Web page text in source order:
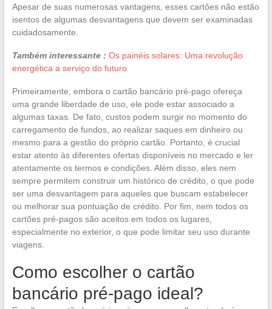
Apesar de suas numerosas vantagens, esses cartões não estão
isentos de algumas desvantagens que devem ser examinadas
cuidadosamente.
Também interessante : Os painéis solares: Uma revolução
energética a serviço do futuro
Primeiramente, embora o cartão bancário pré-pago ofereça
uma grande liberdade de uso, ele pode estar associado a
algumas taxas. De fato, custos podem surgir no momento do
carregamento de fundos, ao realizar saques em dinheiro ou
mesmo para a gestão do próprio cartão. Portanto, é crucial
estar atento às diferentes ofertas disponíveis no mercado e ler
atentamente os termos e condições. Além disso, eles nem
sempre permitem construir um histórico de crédito, o que pode
ser uma desvantagem para aqueles que buscam estabelecer
ou melhorar sua pontuação de crédito. Por fim, nem todos os
cartões pré-pagos são aceitos em todos os lugares,
especialmente no exterior, o que pode limitar seu uso durante
viagens.
Como escolher o cartão
bancário pré-pago ideal?